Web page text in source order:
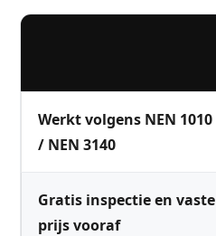
Werkt volgens NEN 1010
/ NEN 3140
Gratis inspectie en vaste
prijs vooraf